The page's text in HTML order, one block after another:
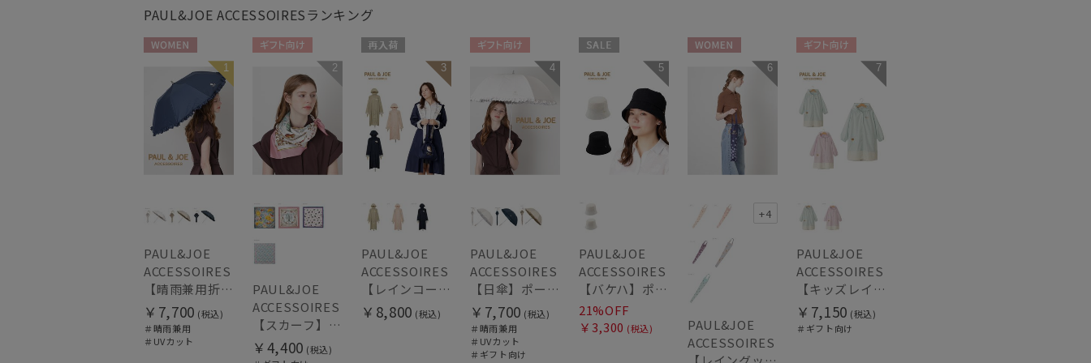
PAUL&JOE ACCESSOIRESランキング
1
PAUL&JOE
ACCESSOIRES
【晴雨兼用折りたたみ日傘】ポール & ジョー (PAUL & JOE ACCESSOIRES) クリザンテームワンポイントフリル 一級遮光99.99% 遮熱 UV 晴雨兼用
￥7,700 (税込)
＃晴雨兼用
＃UVカット
WOMEN
2
PAUL&JOE
ACCESSOIRES
【スカーフ】ポール & ジョー (PAUL & JOE ACCESSOIRES) シルクスカーフ空 オーステルリッツ記念柱 ネコと毛糸 気球 65cm×65cm
￥4,400 (税込)
WOMEN
3
PAUL&JOE
ACCESSOIRES
【レインコート】ポール & ジョー（PAUL & JOE ACCESSOIRES）クリザンテーム
￥8,800 (税込)
4
PAUL&JOE
ACCESSOIRES
【日傘】ポール & ジョー (PAUL & JOE ACCESSOIRES) クリザンテームワンポイント フリル【公式ムーンバット】雨の日OK スライド式 一級遮光 遮熱 UV
￥7,700 (税込)
＃晴雨兼用
＃UVカット
＃ギフト向け
WOMEN
5
PAUL&JOE
ACCESSOIRES
【バケハ】ポール & ジョー (PAUL & JOE ACCESSOIRES) レースバケハ
21%OFF
￥3,300 (税込)
6
+4
PAUL&JOE
ACCESSOIRES
KIDS
7
PAUL&JOE
ACCESSOIRES
【キッズレインコート】ポール＆ジョー（PAUL & JOE ACCESSOIRES）ワンポイントヌネット
￥7,150 (税込)
＃ギフト向け